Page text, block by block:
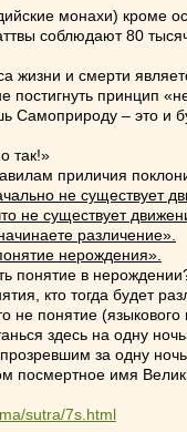
монахи) кроме
соблюдают 80
жизни и смерти
принцип
Самоприроду – это и
так!»
приличия
не существует
не существует
различение».
нерождения».
понятие в
кто тогда будет
не понятие
здесь на одну
за одну
посмертное имя
sutra/7s.html